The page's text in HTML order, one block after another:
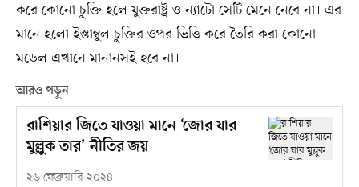
করে কোনো চুক্তি হলে যুক্তরাষ্ট্র ও ন্যাটো সেটি মেনে নেবে না। এর
মানে হলো ইস্তাম্বুল চুক্তির ওপর ভিত্তি করে তৈরি করা কোনো
মডেল এখানে মানানসই হবে না।
আরও পড়ুন
রাশিয়ার জিতে যাওয়া মানে ‘জোর যার
মুল্লুক তার’ নীতির জয়
২৬ ফেব্রুয়ারি ২০২৪